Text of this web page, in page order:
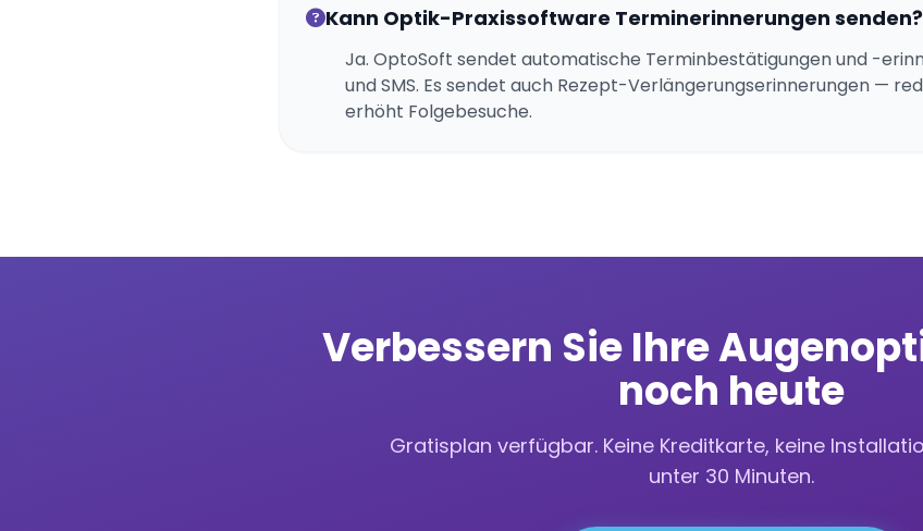
Kann Optik-Praxissoftware Terminerinnerungen senden?
Ja. OptoSoft sendet automatische Terminbestätigungen und -
und SMS. Es sendet auch Rezept-Verlängerungserinnerungen —
erhöht Folgebesuche.
Verbessern Sie Ihre
noch heute
Gratisplan verfügbar. Keine Kreditkarte, keine
unter 30 Minuten.